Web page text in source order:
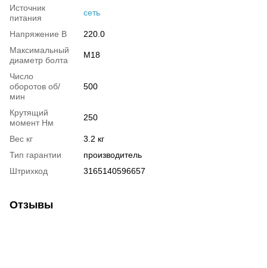
Источник
питания
сеть
Напряжение В
220.0
Максимальный
диаметр болта
М18
Число
оборотов об/
мин
500
Крутящий
момент Нм
250
Вес кг
3.2 кг
Тип гарантии
производитель
Штрихкод
3165140596657
Отзывы